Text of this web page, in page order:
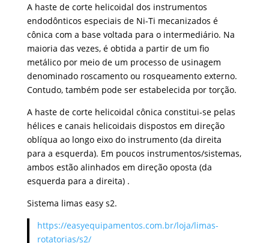
A haste de corte helicoidal dos instrumentos
endodônticos especiais de Ni-Ti mecanizados é
cônica com a base voltada para o intermediário. Na
maioria das vezes, é obtida a partir de um fio
metálico por meio de um processo de usinagem
denominado roscamento ou rosqueamento externo.
Contudo, também pode ser estabelecida por torção.
A haste de corte helicoidal cônica constitui-se pelas
hélices e canais helicoidais dispostos em direção
oblíqua ao longo eixo do instrumento (da direita
para a esquerda). Em poucos instrumentos/sistemas,
ambos estão alinhados em direção oposta (da
esquerda para a direita) .
Sistema limas easy s2.
https://easyequipamentos.com.br/loja/limas-
rotatorias/s2/